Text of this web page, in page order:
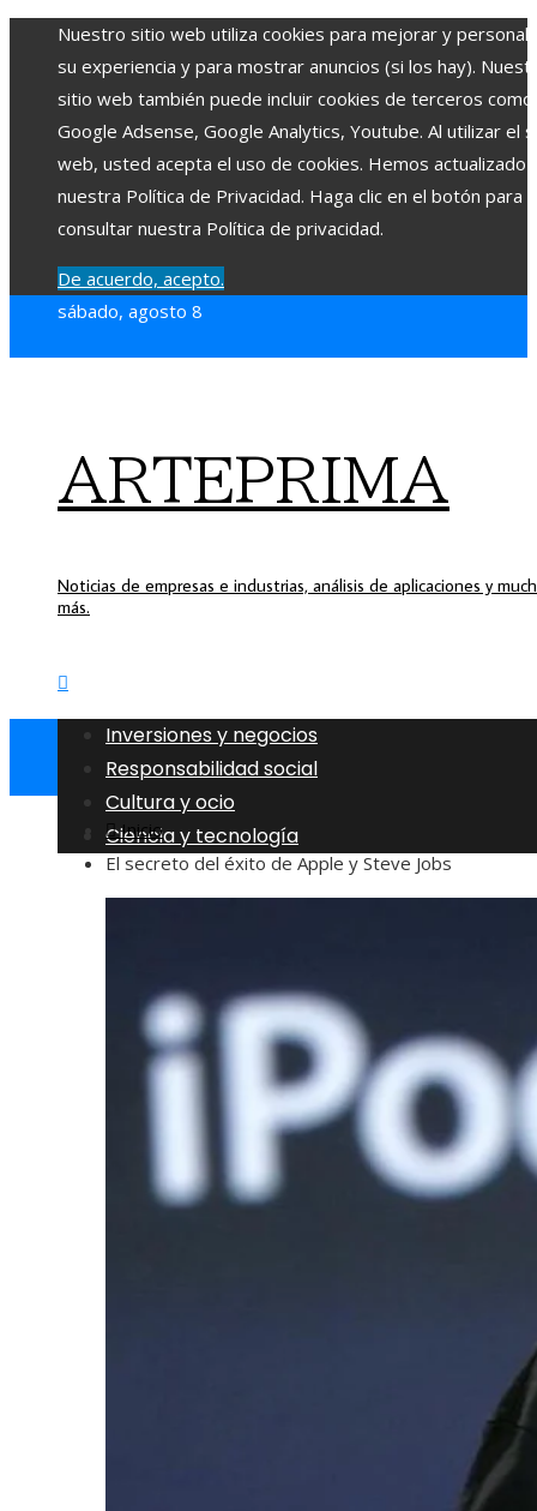
Nuestro sitio web utiliza cookies para mejorar y
su experiencia y para mostrar anuncios (si los hay).
sitio web también puede incluir cookies de terceros como
Google Adsense, Google Analytics, Youtube. Al utilizar el
web, usted acepta el uso de cookies. Hemos actualizado
nuestra Política de Privacidad. Haga clic en el botón para
consultar nuestra Política de privacidad.
De acuerdo, acepto.
sábado, agosto 8
ARTEPRIMA
Noticias de empresas e industrias, análisis de aplicaciones y
más.
Inversiones y negocios
Responsabilidad social
Cultura y ocio
Ciencia y tecnología
Inicio
El secreto del éxito de Apple y Steve Jobs